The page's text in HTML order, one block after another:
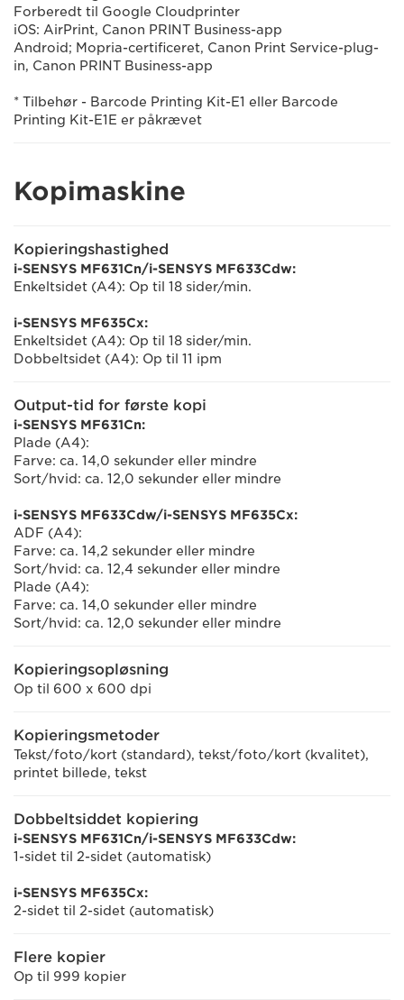
Forberedt til Google Cloudprinter
iOS: AirPrint, Canon PRINT Business-app
Android; Mopria-certificeret, Canon Print Service-plug-
in, Canon PRINT Business-app
* Tilbehør - Barcode Printing Kit-E1 eller Barcode
Printing Kit-E1E er påkrævet
Kopimaskine
Kopieringshastighed
i-SENSYS MF631Cn/i-SENSYS MF633Cdw:
Enkeltsidet (A4): Op til 18 sider/min.
i-SENSYS MF635Cx:
Enkeltsidet (A4): Op til 18 sider/min.
Dobbeltsidet (A4): Op til 11 ipm
Output-tid for første kopi
i-SENSYS MF631Cn:
Plade (A4):
Farve: ca. 14,0 sekunder eller mindre
Sort/hvid: ca. 12,0 sekunder eller mindre
i-SENSYS MF633Cdw/i-SENSYS MF635Cx:
ADF (A4):
Farve: ca. 14,2 sekunder eller mindre
Sort/hvid: ca. 12,4 sekunder eller mindre
Plade (A4):
Farve: ca. 14,0 sekunder eller mindre
Sort/hvid: ca. 12,0 sekunder eller mindre
Kopieringsopløsning
Op til 600 x 600 dpi
Kopieringsmetoder
Tekst/foto/kort (standard), tekst/foto/kort (kvalitet),
printet billede, tekst
Dobbeltsiddet kopiering
i-SENSYS MF631Cn/i-SENSYS MF633Cdw:
1-sidet til 2-sidet (automatisk)
i-SENSYS MF635Cx:
2-sidet til 2-sidet (automatisk)
Flere kopier
Op til 999 kopier